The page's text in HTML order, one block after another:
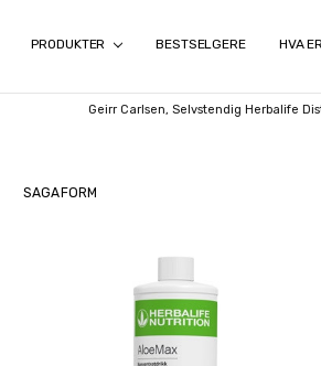
PRODUKTER BESTSELGERE HVA
Geirr Carlsen, Selvstendig Herbalife
SAGAFORM